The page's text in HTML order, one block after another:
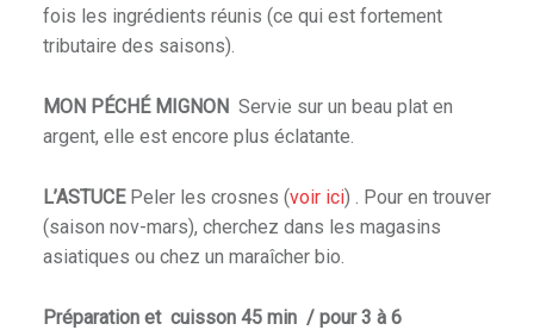
fois les ingrédients réunis (ce qui est fortement
tributaire des saisons).
MON PÉCHÉ MIGNON Servie sur un beau plat en
argent, elle est encore plus éclatante.
L’ASTUCEPeler les crosnes (voir ici) . Pour en trouver
(saison nov-mars), cherchez dans les magasins
asiatiques ou chez un maraîcher bio.
Préparation et cuisson 45 min / pour 3 à 6